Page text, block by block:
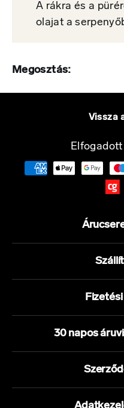
A rákra és a
olajat a
Megosztás:
Vissza
30 napos